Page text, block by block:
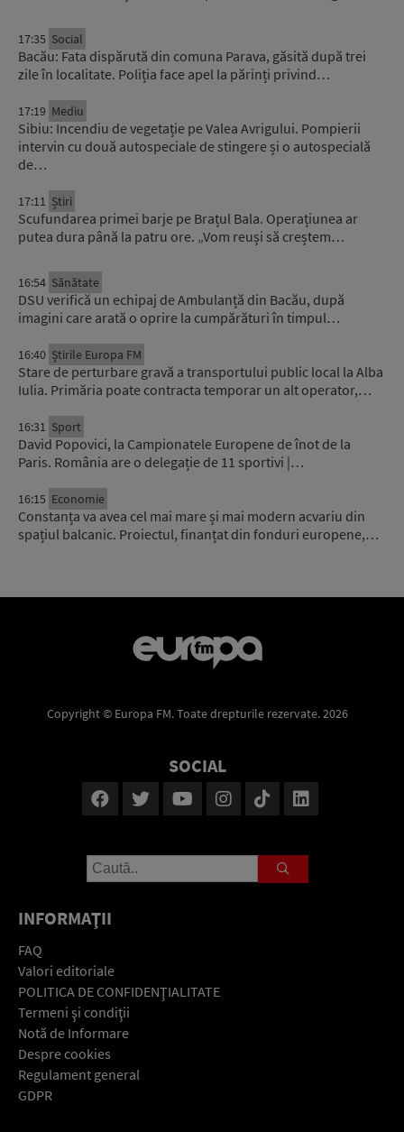
17:35 Social
Bacău: Fata dispărută din comuna Parava, găsită după trei
zile în localitate. Poliția face apel la părinți privind…
17:19 Mediu
Sibiu: Incendiu de vegetație pe Valea Avrigului. Pompierii
intervin cu două autospeciale de stingere și o autospecială
de…
17:11 Știri
Scufundarea primei barje pe Brațul Bala. Operațiunea ar
putea dura până la patru ore. „Vom reuși să creștem…
16:54 Sănătate
DSU verifică un echipaj de Ambulanță din Bacău, după
imagini care arată o oprire la cumpărături în timpul…
16:40 Știrile Europa FM
Stare de perturbare gravă a transportului public local la Alba
Iulia. Primăria poate contracta temporar un alt operator,…
16:31 Sport
David Popovici, la Campionatele Europene de înot de la
Paris. România are o delegație de 11 sportivi |…
16:15 Economie
Constanța va avea cel mai mare și mai modern acvariu din
spațiul balcanic. Proiectul, finanțat din fonduri europene,…
Copyright © Europa FM. Toate drepturile rezervate. 2026
SOCIAL
INFORMAŢII
FAQ
Valori editoriale
POLITICA DE CONFIDENŢIALITATE
Termeni şi condiţii
Notă de Informare
Despre cookies
Regulament general
GDPR